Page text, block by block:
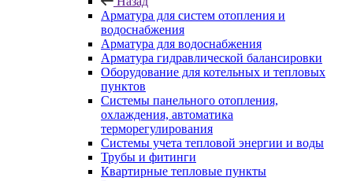
Арматура для систем отопления и
водоснабжения
Арматура для водоснабжения
Арматура гидравлической балансировки
Оборудование для котельных и тепловых
пунктов
Системы панельного отопления,
охлаждения, автоматика
терморегулирования
Системы учета тепловой энергии и воды
Трубы и фитинги
Квартирные тепловые пункты